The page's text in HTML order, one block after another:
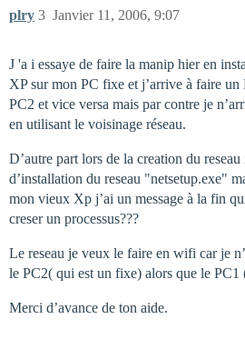
plry Janvier 11, 2006, 9:07
3
J 'a i essaye de faire la manip hier en
XP sur mon PC fixe et j’arrive à faire un
PC2 et vice versa mais par contre je
en utilisant le voisinage réseau.
D’autre part lors de la creation du
d’installation du reseau "netsetup.exe"
mon vieux Xp j’ai un message à la fin
creser un processus???
Le reseau je veux le faire en wifi car je
le PC2( qui est un fixe) alors que le PC1
Merci d’avance de ton aide.